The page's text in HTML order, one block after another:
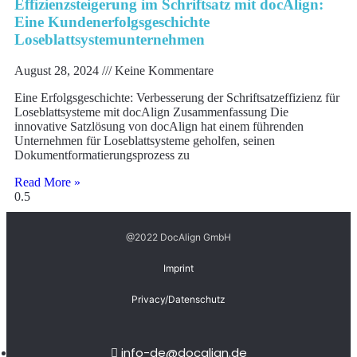
Effizienzsteigerung im Schriftsatz mit docAlign:
Eine Kundenerfolgsgeschichte
Loseblattsystemunternehmen
August 28, 2024
Keine Kommentare
Eine Erfolgsgeschichte: Verbesserung der Schriftsatzeffizienz für
Loseblattsysteme mit docAlign Zusammenfassung Die
innovative Satzlösung von docAlign hat einem führenden
Unternehmen für Loseblattsysteme geholfen, seinen
Dokumentformatierungsprozess zu
Read More »
@2022 DocAlign GmbH
Imprint
Privacy/Datenschutz
info-de@docalign.de